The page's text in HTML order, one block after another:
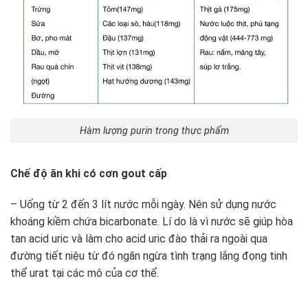
Hàm lượng purin trong thực phẩm
Chế độ ăn khi có cơn gout cấp
– Uống từ 2 đến 3 lít nước mỗi ngày. Nên sử dụng nước
khoáng kiềm chứa bicarbonate. Lí do là vì nước sẽ giúp hòa
tan acid uric và làm cho acid uric đào thải ra ngoài qua
đường tiết niệu từ đó ngăn ngừa tình trạng lắng đọng tinh
thể urat tại các mô của cơ thể.